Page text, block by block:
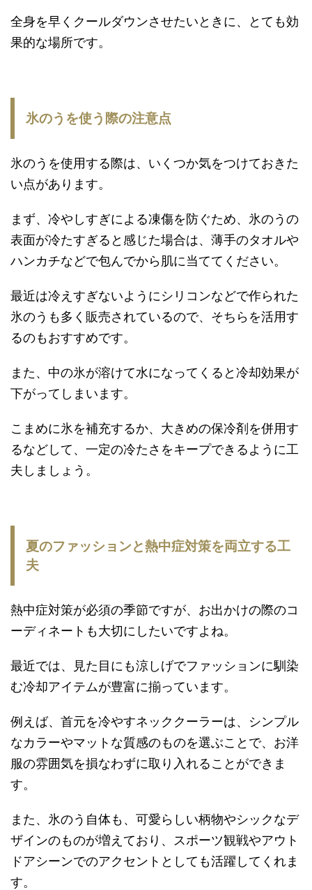
全身を早くクールダウンさせたいときに、とても効
果的な場所です。
氷のうを使う際の注意点
氷のうを使用する際は、いくつか気をつけておきた
い点があります。
まず、冷やしすぎによる凍傷を防ぐため、氷のうの
表面が冷たすぎると感じた場合は、薄手のタオルや
ハンカチなどで包んでから肌に当ててください。
最近は冷えすぎないようにシリコンなどで作られた
氷のうも多く販売されているので、そちらを活用す
るのもおすすめです。
また、中の氷が溶けて水になってくると冷却効果が
下がってしまいます。
こまめに氷を補充するか、大きめの保冷剤を併用す
るなどして、一定の冷たさをキープできるように工
夫しましょう。
夏のファッションと熱中症対策を両立する工
夫
熱中症対策が必須の季節ですが、お出かけの際のコ
ーディネートも大切にしたいですよね。
最近では、見た目にも涼しげでファッションに馴染
む冷却アイテムが豊富に揃っています。
例えば、首元を冷やすネッククーラーは、シンプル
なカラーやマットな質感のものを選ぶことで、お洋
服の雰囲気を損なわずに取り入れることができま
す。
また、氷のう自体も、可愛らしい柄物やシックなデ
ザインのものが増えており、スポーツ観戦やアウト
ドアシーンでのアクセントとしても活躍してくれま
す。